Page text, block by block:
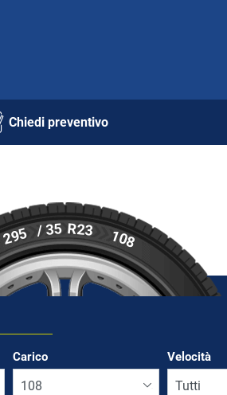
Chiedi preventivo
295 / 35 R23 108
Carico Velocità